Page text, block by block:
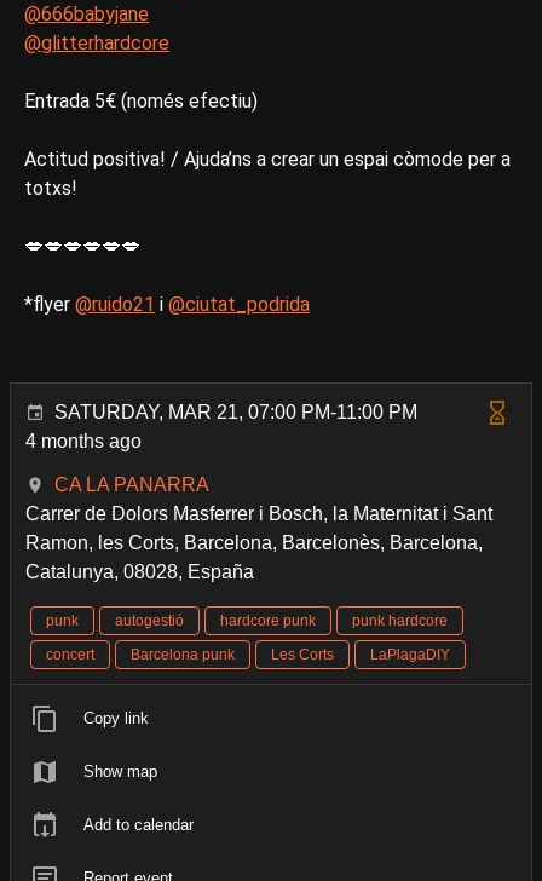
@666babyjane
@glitterhardcore
Entrada 5€ (només efectiu)
Actitud positiva! / Ajuda’ns a crear un espai còmode per a
totxs!
💋💋💋💋💋💋
*flyer @ruido21 i @ciutat_podrida
SATURDAY, MAR 21, 07:00 PM-11:00 PM
4 months ago
CA LA PANARRA
Carrer de Dolors Masferrer i Bosch, la Maternitat i Sant
Ramon, les Corts, Barcelona, Barcelonès, Barcelona,
Catalunya, 08028, España
punk autogestió hardcore punk
punk hardcore
concert
Barcelona punk Les Corts LaPlagaDIY
Copy link
Show map
Add to calendar